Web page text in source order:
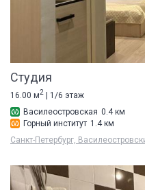
Студия
16.00 м2
| 1/6 этаж
Василеостровская 0.4 км
Горный институт 1.4 км
Санкт-Петербург,